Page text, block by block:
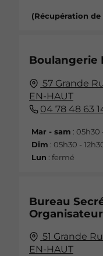
(Récupération
Boulangerie
57 Grande
EN-HAUT
04 78 48 63
Mar - sam : 05h30
Dim : 05h30 -
Lun : fermé
Bureau
51 Grande
EN-HAUT